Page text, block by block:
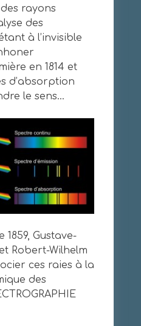
rayons
des
à l’invisible
en 1814 et
d’absorption
le sens…
Gustave-
Robert-Wilhelm
ces raies à la
des